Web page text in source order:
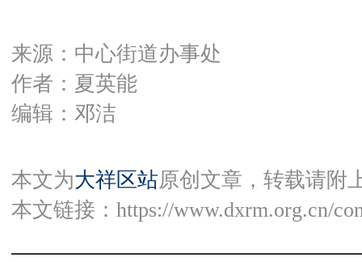
来源：中心街道办事处
作者：夏英能
编辑：邓洁
本文为大祥区站原创文章，转载请附
本文链接： https://www.dxrm.org.cn/